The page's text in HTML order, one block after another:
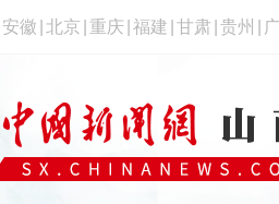
安徽 北京 重庆 福建 甘肃 贵州